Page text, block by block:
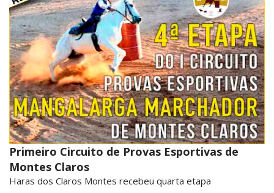
Primeiro Circuito de Provas Esportivas de
Montes Claros
Haras dos Claros Montes recebeu quarta etapa